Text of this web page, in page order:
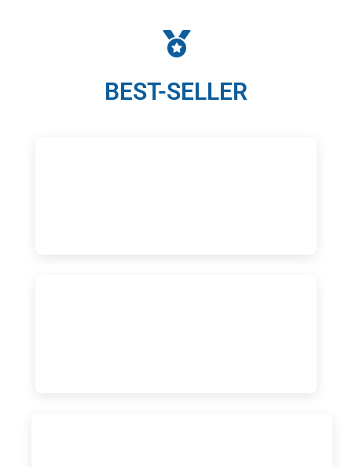
BEST-SELLER